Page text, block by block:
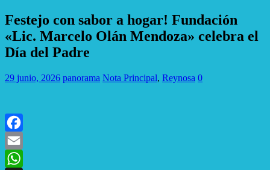
Festejo con sabor a hogar! Fundación
«Lic. Marcelo Olán Mendoza» celebra el
Día del Padre
29 junio, 2026 panorama Nota Principal, Reynosa 0
Facebook
Email